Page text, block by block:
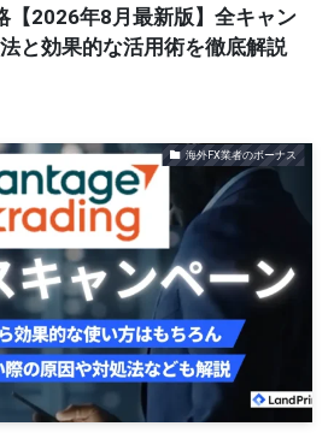
【2026年8月最新版】全キャン
と効果的な活用術を徹底解説
海外FX業者のボーナス